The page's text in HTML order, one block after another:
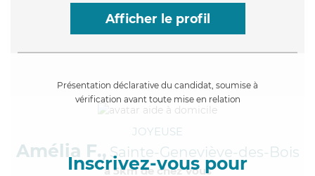
Afficher le profil
Présentation déclarative du candidat, soumise à
vérification avant toute mise en relation
Inscrivez-vous pour
JOYEUSE
Amélia F., Sainte-Geneviève-des-Bois
à 5km de chez Vous